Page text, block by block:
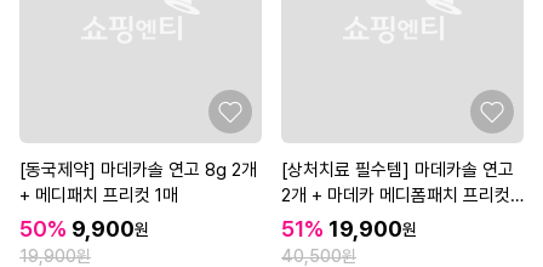
[동국제약] 마데카솔 연고 8g 2개
+ 메디패치 프리컷 1매
50% 9,900원
19,900원
[상처치료 필수템] 마데카솔 연고
2개 + 마데카 메디폼패치 프리컷
2매*3개
51% 19,900원
40,500원